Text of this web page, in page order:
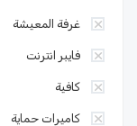
غرفة المعيشة
فايبر انترنت
كافية
كاميرات حماية